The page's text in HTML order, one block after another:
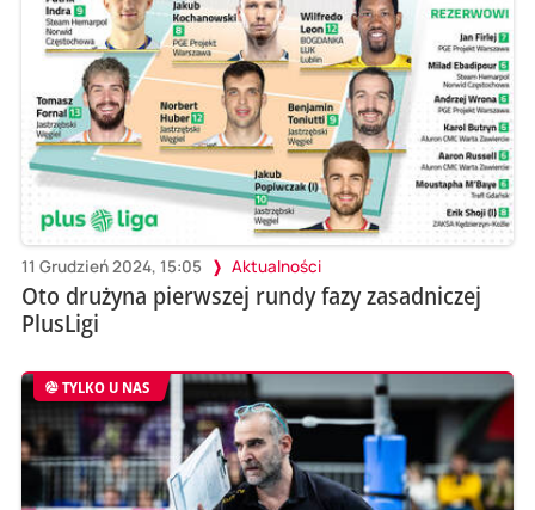
11 Grudzień 2024, 15:05 Aktualności
Oto drużyna pierwszej rundy fazy zasadniczej
PlusLigi
TYLKO U NAS